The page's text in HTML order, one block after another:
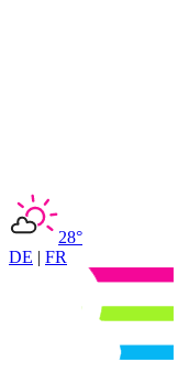
28°
DE | FR